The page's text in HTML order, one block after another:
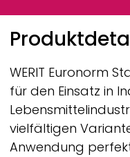
WERIT Euronorm
für den Einsatz in
vielfältigen
Anwendung